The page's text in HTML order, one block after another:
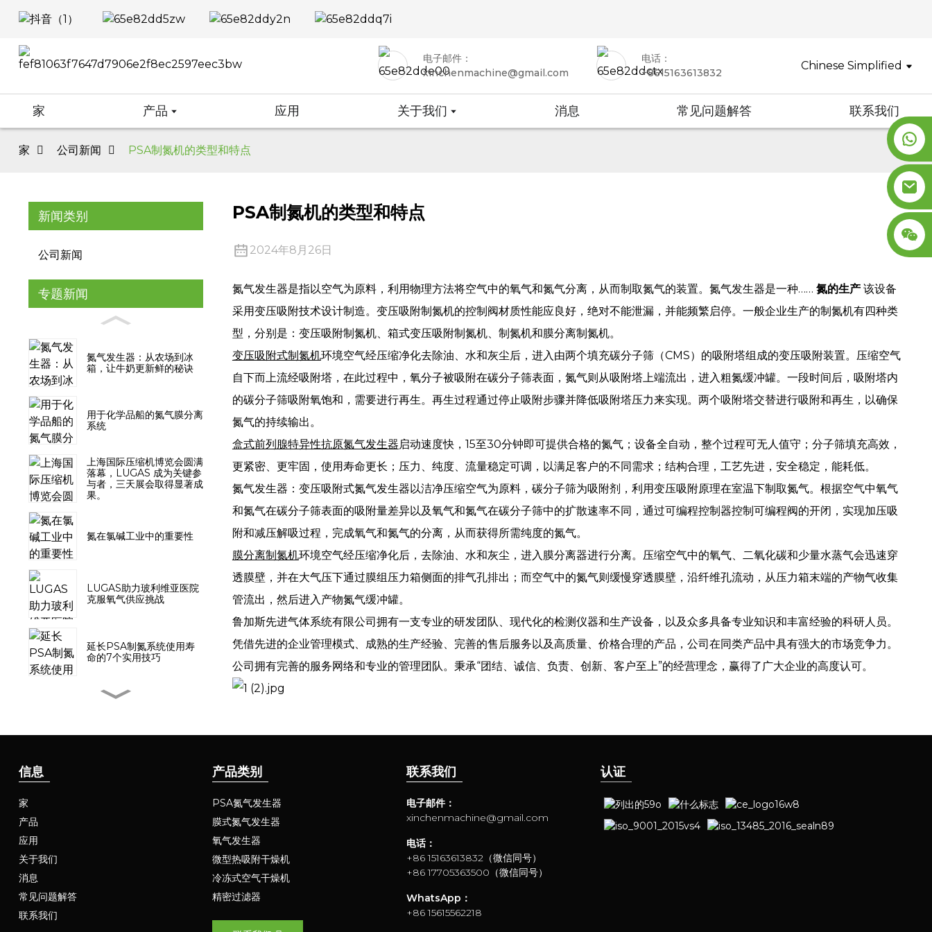
电子邮件：
xinchenmachine@gmail.com
电话：
+8615163613832
Chinese Simplified
家 产品 应用 关于我们 消息 常见问题解答 联系我们
家 公司新闻 PSA制氮机的类型和特点
新闻类别
公司新闻
专题新闻
氮气发生器：从农场到冰
箱，让牛奶更新鲜的秘诀
用于化学品船的氮气膜分离
系统
上海国际压缩机博览会圆满
落幕，LUGAS 成为关键参
与者，三天展会取得显著成
果。
氮在氯碱工业中的重要性
LUGAS助力玻利维亚医院
克服氧气供应挑战
延长PSA制氮系统使用寿
命的7个实用技巧
PSA制氮机的类型和特点
2024年8月26日
氮气发生器是指以空气为原料，利用物理方法将空气中的氧气和氮气分离，从而制取氮气的装置。氮气发生器是一种…… 氮的生产该设备
采用变压吸附技术设计制造。变压吸附制氮机的控制阀材质性能应良好，绝对不能泄漏，并能频繁启停。一般企业生产的制氮机有四种类
型，分别是：变压吸附制氮机、箱式变压吸附制氮机、制氮机和膜分离制氮机。
变压吸附式制氮机环境空气经压缩净化去除油、水和灰尘后，进入由两个填充碳分子筛（CMS）的吸附塔组成的变压吸附装置。压缩空气
自下而上流经吸附塔，在此过程中，氧分子被吸附在碳分子筛表面，氮气则从吸附塔上端流出，进入粗氮缓冲罐。一段时间后，吸附塔内
的碳分子筛吸附氧饱和，需要进行再生。再生过程通过停止吸附步骤并降低吸附塔压力来实现。两个吸附塔交替进行吸附和再生，以确保
氮气的持续输出。
盒式前列腺特异性抗原氮气发生器 启动速度快，15至30分钟即可提供合格的氮气；设备全自动，整个过程可无人值守；分子筛填充高效，
更紧密、更牢固，使用寿命更长；压力、纯度、流量稳定可调，以满足客户的不同需求；结构合理，工艺先进，安全稳定，能耗低。
氮气发生器：变压吸附式氮气发生器以洁净压缩空气为原料，碳分子筛为吸附剂，利用变压吸附原理在室温下制取氮气。根据空气中氧气
和氮气在碳分子筛表面的吸附量差异以及氧气和氮气在碳分子筛中的扩散速率不同，通过可编程控制器控制可编程阀的开闭，实现加压吸
附和减压解吸过程，完成氧气和氮气的分离，从而获得所需纯度的氮气。
膜分离制氮机环境空气经压缩净化后，去除油、水和灰尘，进入膜分离器进行分离。压缩空气中的氧气、二氧化碳和少量水蒸气会迅速穿
透膜壁，并在大气压下通过膜组压力箱侧面的排气孔排出；而空气中的氮气则缓慢穿透膜壁，沿纤维孔流动，从压力箱末端的产物气收集
管流出，然后进入产物氮气缓冲罐。
鲁加斯先进气体系统有限公司拥有一支专业的研发团队、现代化的检测仪器和生产设备，以及众多具备专业知识和丰富经验的科研人员。
凭借先进的企业管理模式、成熟的生产经验、完善的售后服务以及高质量、价格合理的产品，公司在同类产品中具有强大的市场竞争力。
公司拥有完善的服务网络和专业的管理团队。秉承“团结、诚信、负责、创新、客户至上”的经营理念，赢得了广大企业的高度认可。
信息
家
产品
应用
关于我们
消息
常见问题解答
联系我们
产品类别
PSA氮气发生器
膜式氮气发生器
氧气发生器
微型热吸附干燥机
冷冻式空气干燥机
精密过滤器
联系我们
电子邮件：
xinchenmachine@gmail.com
电话：
+86 15163613832（微信同号）
+86 17705363500（微信同号）
WhatsApp：
+86 15615562218
认证